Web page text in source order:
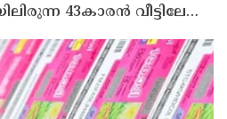
43കാരൻ വീട്ടിലേക്ക്